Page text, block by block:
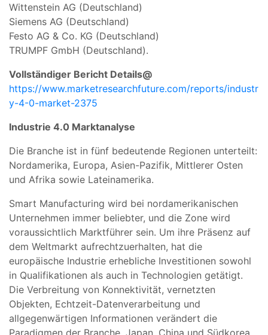
Wittenstein AG (Deutschland)
Siemens AG (Deutschland)
Festo AG & Co. KG (Deutschland)
TRUMPF GmbH (Deutschland).
Vollständiger Bericht Details@
https://www.marketresearchfuture.com/reports/industr
y-4-0-market-2375
Industrie 4.0 Marktanalyse
Die Branche ist in fünf bedeutende Regionen unterteilt:
Nordamerika, Europa, Asien-Pazifik, Mittlerer Osten
und Afrika sowie Lateinamerika.
Smart Manufacturing wird bei nordamerikanischen
Unternehmen immer beliebter, und die Zone wird
voraussichtlich Marktführer sein. Um ihre Präsenz auf
dem Weltmarkt aufrechtzuerhalten, hat die
europäische Industrie erhebliche Investitionen sowohl
in Qualifikationen als auch in Technologien getätigt.
Die Verbreitung von Konnektivität, vernetzten
Objekten, Echtzeit-Datenverarbeitung und
allgegenwärtigen Informationen verändert die
Paradigmen der Branche. Japan, China und Südkorea